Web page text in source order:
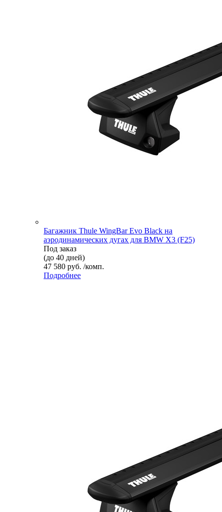
Багажник Thule WingBar Evo Black на
аэродинамических дугах для BMW X3 (F25)
Под заказ
(до 40 дней)
47 580 руб. /комп.
Подробнее